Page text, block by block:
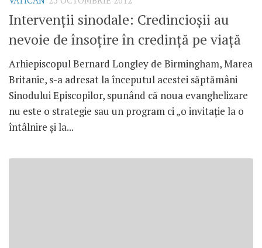
Intervenţii sinodale: Credincioşii au
nevoie de însoţire în credinţă pe viaţă
Arhiepiscopul Bernard Longley de Birmingham, Marea
Britanie, s-a adresat la începutul acestei săptămâni
Sinodului Episcopilor, spunând că noua evanghelizare
nu este o strategie sau un program ci „o invitaţie la o
întâlnire şi la...